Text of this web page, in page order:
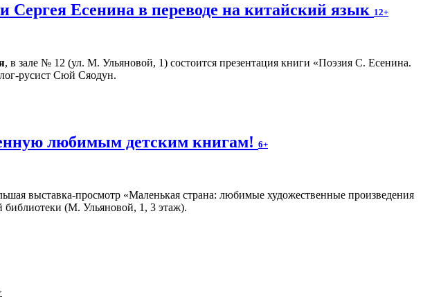
Сергея Есенина в переводе на китайский язык 12+
, в зале № 12 (ул. М. Ульяновой, 1) состоится презентация книги «Поэзия С. Есенина.
русист Сюй Сяодун.
любимым детским книгам! 6+
выставка-просмотр «Маленькая страна: любимые художественные произведения
библиотеки (М. Ульяновой, 1, 3 этаж).